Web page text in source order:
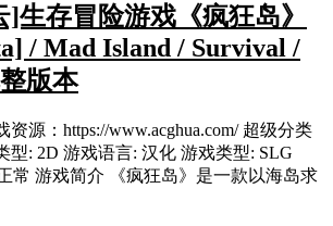
生存冒险游戏《疯狂岛》
/ Mad Island / Survival /
版本
源：https://www.acghua.com/ 超级分类
型: 2D 游戏语言: 汉化 游戏类型: SLG
常 游戏简介 《疯狂岛》是一款以海岛求